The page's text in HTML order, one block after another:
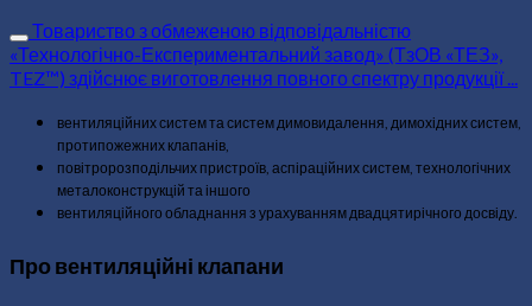
Товариство з обмеженою відповідальністю
«Технологічно-Експериментальний завод» (ТзОВ «ТЕЗ»,
TEZ™) здійснює виготовлення повного спектру продукції ...
вентиляційних систем та систем димовидалення, димохідних систем,
протипожежних клапанів,
повітророзподільчих пристроїв, аспіраційних систем, технологічних
металоконструкцій та іншого
вентиляційного обладнання з урахуванням двадцятирічного досвіду.
Про вентиляційні клапани